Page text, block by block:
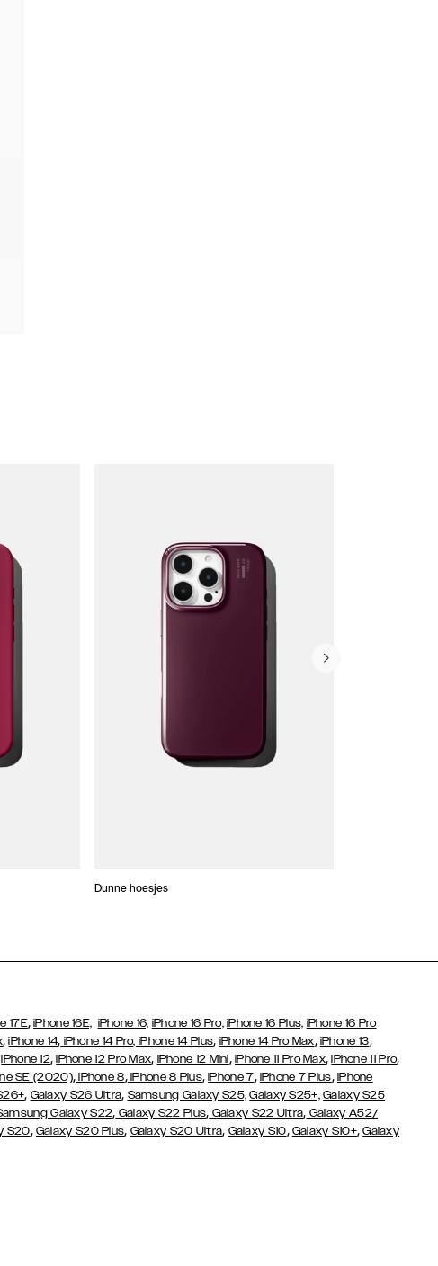
Dunne hoesjes
17E,iPhone 16E, iPhone 16, iPhone 16 Pro, iPhone 16 Plus, iPhone 16 Pro
,iPhone 14, iPhone 14 Pro, iPhone 14 Plus, iPhone 14 Pro Max, iPhone 13,
iPhone 12,iPhone 12 Pro Max, iPhone 12 Mini, iPhone 11 Pro Max,iPhone 11 Pro,
SE (2020),iPhone 8,iPhone 8 Plus,iPhone 7, iPhone 7 Plus, iPhone
, Galaxy S26 Ultra, Samsung Galaxy S25, Galaxy S25+, Galaxy S25
Galaxy S22, Galaxy S22 Plus, Galaxy S22 Ultra, Galaxy A52/
S20, Galaxy S20 Plus, Galaxy S20 Ultra, Galaxy S10, Galaxy S10+,Galaxy